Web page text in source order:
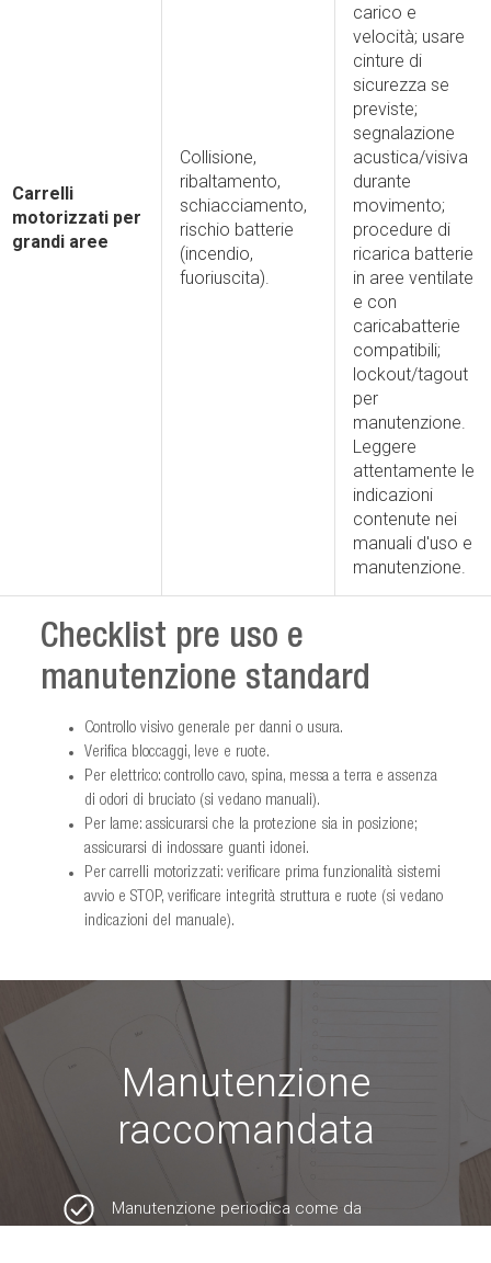
Carrelli
motorizzati per
grandi aree
Collisione,
ribaltamento,
schiacciamento,
rischio batterie
(incendio,
fuoriuscita).
carico e
velocità; usare
cinture di
sicurezza se
previste;
segnalazione
acustica/visiva
durante
movimento;
procedure di
ricarica batterie
in aree ventilate
e con
caricabatterie
compatibili;
lockout/tagout
per
manutenzione.
Leggere
attentamente le
indicazioni
contenute nei
manuali d'uso e
manutenzione.
Checklist pre uso e
manutenzione standard
Controllo visivo generale per danni o usura.
Verifica bloccaggi, leve e ruote.
Per elettrico: controllo cavo, spina, messa a terra e assenza
di odori di bruciato (si vedano manuali).
Per lame: assicurarsi che la protezione sia in posizione;
assicurarsi di indossare guanti idonei.
Per carrelli motorizzati: verificare prima funzionalità sistemi
avvio e STOP, verificare integrità struttura e ruote (si vedano
indicazioni del manuale).
Manutenzione
raccomandata
Manutenzione periodica come da
istruzioni (se applicabile).